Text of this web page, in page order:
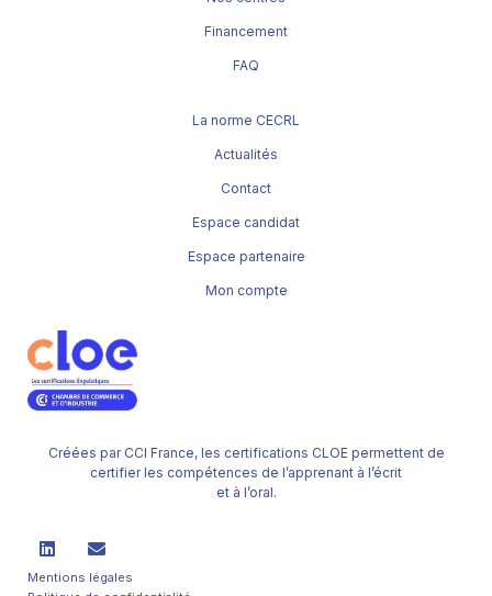
Créées par CCI France, les certifications CLOE permettent de
certifier les compétences de l’apprenant à l’écrit
et à l’oral.
Mentions légales
Financement
FAQ
La norme CECRL
Actualités
Contact
Espace candidat
Espace partenaire
Mon compte